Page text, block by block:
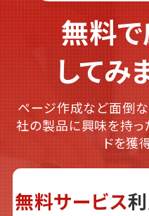
無料で
してみ
ページ作成など面倒
社の製品に興味を持っ
ドを獲
無料サービス